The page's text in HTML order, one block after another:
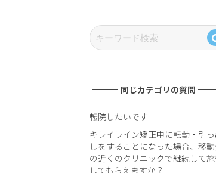
同じカテゴリの質問
転院したいです
キレイライン矯正中に転勤・引
しをすることになった場合、移
の近くのクリニックで継続して
してもらえますか？